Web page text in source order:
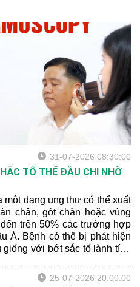
31-07-2026 08:30:00
TỐ THỂ ĐẦU CHI NHỜ
một dạng ung thư có thể xuất
chân, gót chân hoặc vùng
trên 50% các trường hợp
Á. Bệnh có thể bị phát hiện
với bớt sắc tố lành tính
25-07-2026 20:00:00